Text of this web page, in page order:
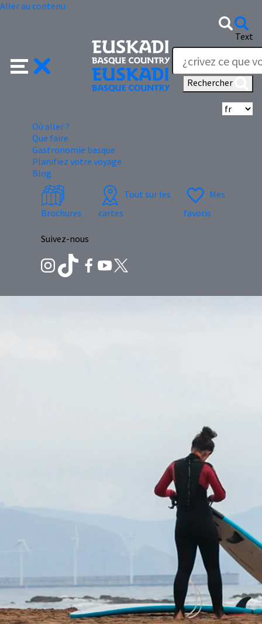
Aller au contenu
Text
Rechercher
Où aller ?
Que faire
Gastronomie basque
Planifiez votre voyage
Blog
Brochures
Tout sur les
cartes
Mes
favoris
Suivez-nous